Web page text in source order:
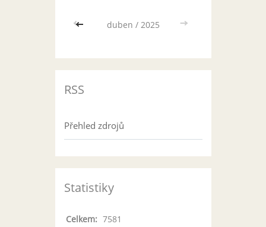
<< duben / 2025 >>
RSS
Přehled zdrojů
Statistiky
Celkem: 7581